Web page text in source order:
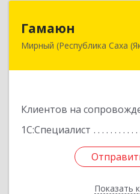
Гамаюн
Мирный (Республика Саха
Клиентов на
1С:Специалист
Показать
678170, Саха /